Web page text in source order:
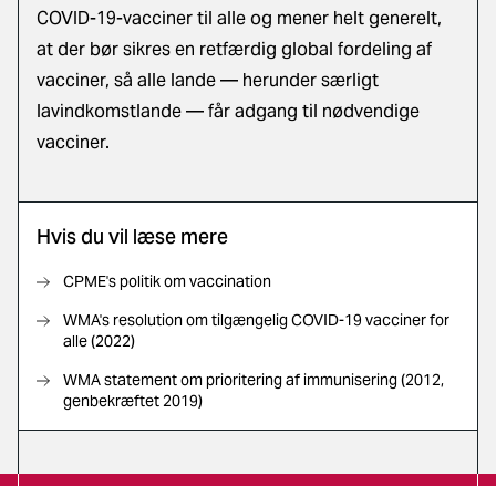
COVID-19-vacciner til alleog mener helt generelt,
at der bør sikres en retfærdig global fordeling af
vacciner, så alle lande — herunder særligt
lavindkomstlande — får adgang til nødvendige
vacciner.
Hvis du vil læse mere
CPME's politik om vaccination
WMA's resolution om tilgængelig COVID-19 vacciner for
alle (2022)
WMA statement om prioritering af immunisering (2012,
genbekræftet 2019)